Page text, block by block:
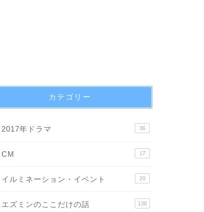
カテゴリー
2017年ドラマ 36
CM 17
イルミネーション・イベント 20
エズミンのここだけの話 138